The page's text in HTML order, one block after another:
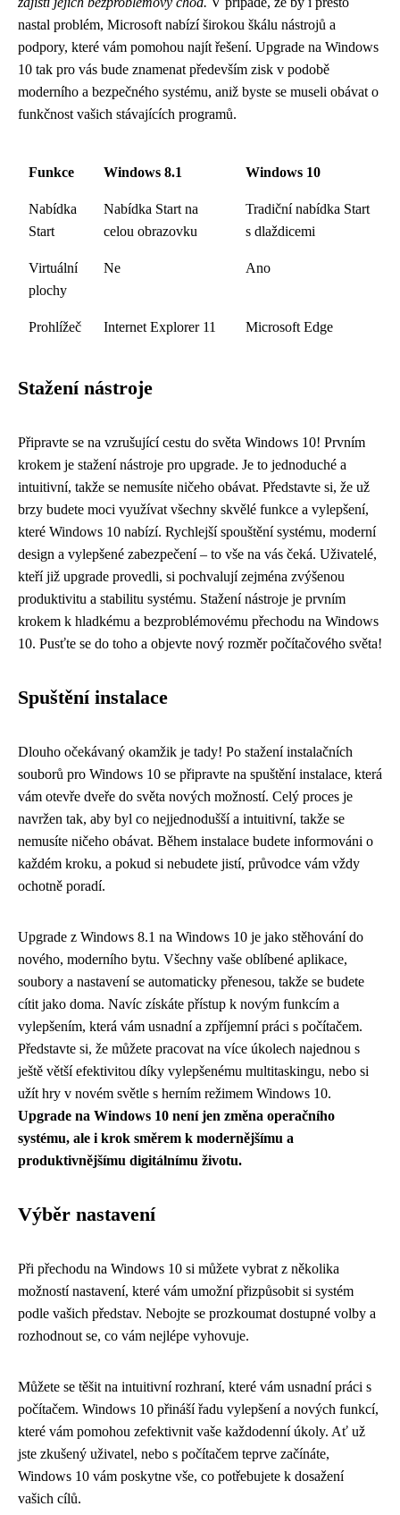
nastal problém, Microsoft nabízí širokou škálu nástrojů a
podpory, které vám pomohou najít řešení. Upgrade na Windows
10 tak pro vás bude znamenat především zisk v podobě
moderního a bezpečného systému, aniž byste se museli obávat o
funkčnost vašich stávajících programů.
Funkce Windows 8.1 Windows 10
Nabídka
Start
Nabídka Start na
celou obrazovku
Tradiční nabídka Start
s dlaždicemi
Virtuální
plochy
Ne Ano
Prohlížeč Internet Explorer 11 Microsoft Edge
Stažení nástroje
Připravte se na vzrušující cestu do světa Windows 10! Prvním
krokem je stažení nástroje pro upgrade. Je to jednoduché a
intuitivní, takže se nemusíte ničeho obávat. Představte si, že už
brzy budete moci využívat všechny skvělé funkce a vylepšení,
které Windows 10 nabízí. Rychlejší spouštění systému, moderní
design a vylepšené zabezpečení – to vše na vás čeká. Uživatelé,
kteří již upgrade provedli, si pochvalují zejména zvýšenou
produktivitu a stabilitu systému. Stažení nástroje je prvním
krokem k hladkému a bezproblémovému přechodu na Windows
10. Pusťte se do toho a objevte nový rozměr počítačového světa!
Spuštění instalace
Dlouho očekávaný okamžik je tady! Po stažení instalačních
souborů pro Windows 10 se připravte na spuštění instalace, která
vám otevře dveře do světa nových možností. Celý proces je
navržen tak, aby byl co nejjednodušší a intuitivní, takže se
nemusíte ničeho obávat. Během instalace budete informováni o
každém kroku, a pokud si nebudete jistí, průvodce vám vždy
ochotně poradí.
Upgrade z Windows 8.1 na Windows 10 je jako stěhování do
nového, moderního bytu. Všechny vaše oblíbené aplikace,
soubory a nastavení se automaticky přenesou, takže se budete
cítit jako doma. Navíc získáte přístup k novým funkcím a
vylepšením, která vám usnadní a zpříjemní práci s počítačem.
Představte si, že můžete pracovat na více úkolech najednou s
ještě větší efektivitou díky vylepšenému multitaskingu, nebo si
užít hry v novém světle s herním režimem Windows 10.
Upgrade na Windows 10 není jen změna operačního
systému, ale i krok směrem k modernějšímu a
produktivnějšímu digitálnímu životu.
Výběr nastavení
Při přechodu na Windows 10 si můžete vybrat z několika
možností nastavení, které vám umožní přizpůsobit si systém
podle vašich představ. Nebojte se prozkoumat dostupné volby a
rozhodnout se, co vám nejlépe vyhovuje.
Můžete se těšit na intuitivní rozhraní, které vám usnadní práci s
počítačem. Windows 10 přináší řadu vylepšení a nových funkcí,
které vám pomohou zefektivnit vaše každodenní úkoly. Ať už
jste zkušený uživatel, nebo s počítačem teprve začínáte,
Windows 10 vám poskytne vše, co potřebujete k dosažení
vašich cílů.